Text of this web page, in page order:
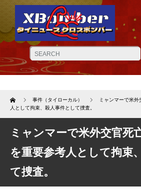
Home 事件（タイローカル）
ミャンマーで米
人として拘束、殺人事件として捜査。
ミャンマーで米外交官死
を重要参考人として拘束
て捜査。